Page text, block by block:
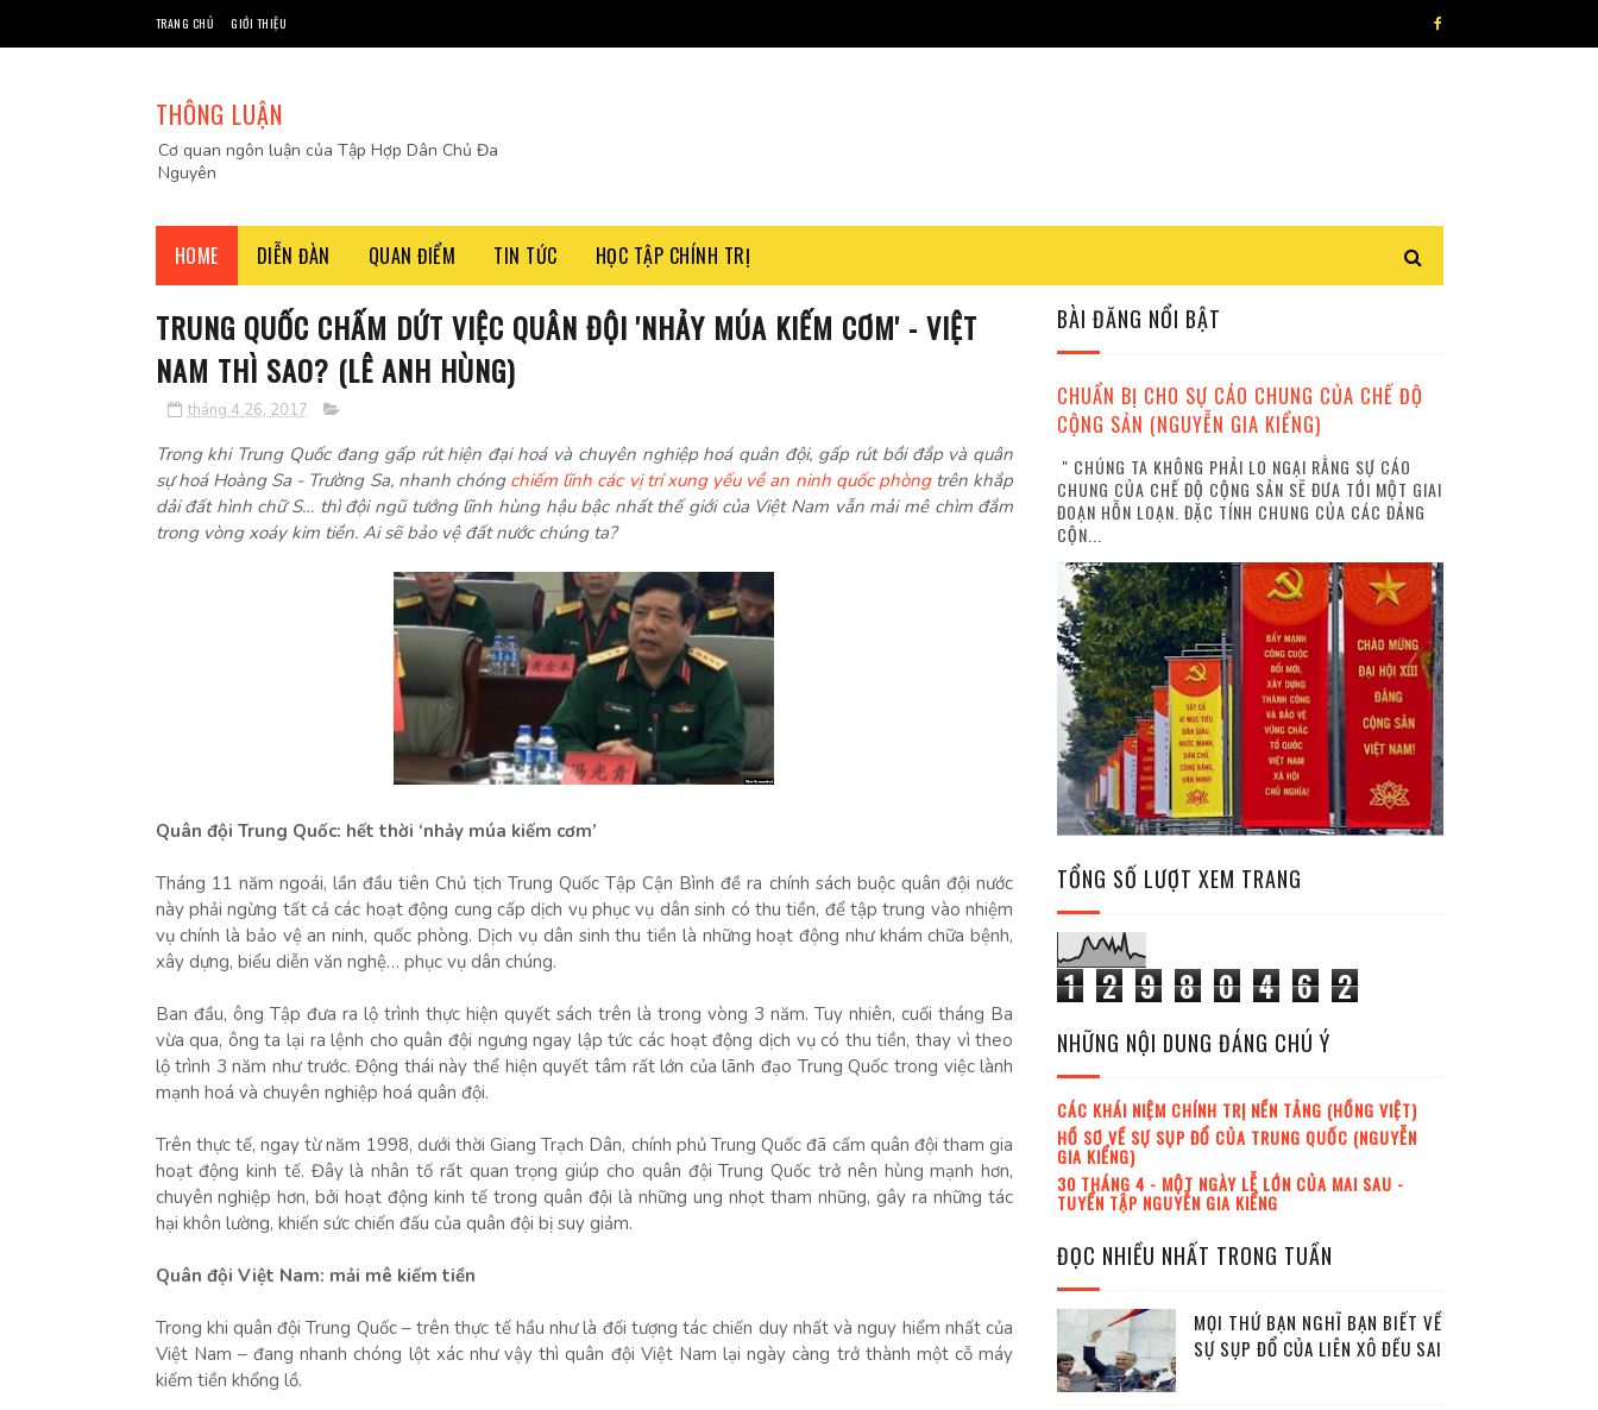
TRANG CHỦ GIỚI THIỆU
THÔNG LUẬN
Cơ quan ngôn luận của Tập Hợp Dân Chủ Đa
Nguyên
HOME DIỄN ĐÀN QUAN ĐIỂM TIN TỨC HỌC TẬP CHÍNH TRỊ
TRUNG QUỐC CHẤM DỨT VIỆC QUÂN ĐỘI 'NHẢY MÚA KIẾM CƠM' - VIỆT
NAM THÌ SAO? (LÊ ANH HÙNG)
tháng 4 26, 2017
Trong khi Trung Quốc đang gấp rút hiện đại hoá và chuyên nghiệp hoá quân đội, gấp rút bồi đắp và quân
sự hoá Hoàng Sa - Trường Sa, nhanh chóng chiếm lĩnh các vị trí xung yếu về an ninh quốc phòngtrên khắp
dải đất hình chữ S… thì đội ngũ tướng lĩnh hùng hậu bậc nhất thế giới của Việt Nam vẫn mải mê chìm đắm
trong vòng xoáy kim tiền. Ai sẽ bảo vệ đất nước chúng ta?
Quân đội Trung Quốc: hết thời ‘nhảy múa kiếm cơm’
Tháng 11 năm ngoái, lần đầu tiên Chủ tịch Trung Quốc Tập Cận Bình đề ra chính sách buộc quân đội nước
này phải ngừng tất cả các hoạt động cung cấp dịch vụ phục vụ dân sinh có thu tiền, để tập trung vào nhiệm
vụ chính là bảo vệ an ninh, quốc phòng. Dịch vụ dân sinh thu tiền là những hoạt động như khám chữa bệnh,
xây dựng, biểu diễn văn nghệ… phục vụ dân chúng.
Ban đầu, ông Tập đưa ra lộ trình thực hiện quyết sách trên là trong vòng 3 năm. Tuy nhiên, cuối tháng Ba
vừa qua, ông ta lại ra lệnh cho quân đội ngưng ngay lập tức các hoạt động dịch vụ có thu tiền, thay vì theo
lộ trình 3 năm như trước. Động thái này thể hiện quyết tâm rất lớn của lãnh đạo Trung Quốc trong việc lành
mạnh hoá và chuyên nghiệp hoá quân đội.
Trên thực tế, ngay từ năm 1998, dưới thời Giang Trạch Dân, chính phủ Trung Quốc đã cấm quân đội tham gia
hoạt động kinh tế. Đây là nhân tố rất quan trọng giúp cho quân đội Trung Quốc trở nên hùng mạnh hơn,
chuyên nghiệp hơn, bởi hoạt động kinh tế trong quân đội là những ung nhọt tham nhũng, gây ra những tác
hại khôn lường, khiến sức chiến đấu của quân đội bị suy giảm.
Quân đội Việt Nam: mải mê kiếm tiền
Trong khi quân đội Trung Quốc – trên thực tế hầu như là đối tượng tác chiến duy nhất và nguy hiểm nhất của
Việt Nam – đang nhanh chóng lột xác như vậy thì quân đội Việt Nam lại ngày càng trở thành một cỗ máy
kiếm tiền khổng lồ.
BÀI ĐĂNG NỔI BẬT
CHUẨN BỊ CHO SỰ CÁO CHUNG CỦA CHẾ ĐỘ
CỘNG SẢN (NGUYỄN GIA KIỂNG)
" CHÚNG TA KHÔNG PHẢI LO NGẠI RẰNG SỰ CÁO
CHUNG CỦA CHẾ ĐỘ CỘNG SẢN SẼ ĐƯA TỚI MỘT GIAI
ĐOẠN HỖN LOẠN. ĐẶC TÍNH CHUNG CỦA CÁC ĐẢNG
CỘN...
TỔNG SỐ LƯỢT XEM TRANG
1 2 9 8 0 4 6 2
NHỮNG NỘI DUNG ĐÁNG CHÚ Ý
CÁC KHÁI NIỆM CHÍNH TRỊ NỀN TẢNG (HỒNG VIỆT)
HỒ SƠ VỀ SỰ SỤP ĐỔ CỦA TRUNG QUỐC (NGUYỄN
GIA KIỂNG)
30 THÁNG 4 - MỘT NGÀY LỄ LỚN CỦA MAI SAU -
TUYỂN TẬP NGUYỄN GIA KIỂNG
ĐỌC NHIỀU NHẤT TRONG TUẦN
MỌI THỨ BẠN NGHĨ BẠN BIẾT VỀ
SỰ SỤP ĐỔ CỦA LIÊN XÔ ĐỀU SAI